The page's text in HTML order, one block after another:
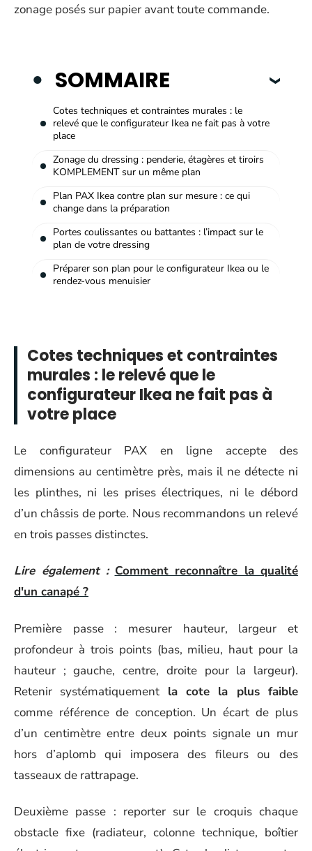
zonage posés sur papier avant toute commande.
SOMMAIRE
Cotes techniques et contraintes murales : le
relevé que le configurateur Ikea ne fait pas à votre
place
Zonage du dressing : penderie, étagères et tiroirs
KOMPLEMENT sur un même plan
Plan PAX Ikea contre plan sur mesure : ce qui
change dans la préparation
Portes coulissantes ou battantes : l’impact sur le
plan de votre dressing
Préparer son plan pour le configurateur Ikea ou le
rendez-vous menuisier
Cotes techniques et contraintes
murales : le relevé que le
configurateur Ikea ne fait pas à
votre place
Le configurateur PAX en ligne accepte des
dimensions au centimètre près, mais il ne détecte ni
les plinthes, ni les prises électriques, ni le débord
d’un châssis de porte. Nous recommandons un relevé
en trois passes distinctes.
Lire également : Comment reconnaître la qualité
d'un canapé ?
Première passe : mesurer hauteur, largeur et
profondeur à trois points (bas, milieu, haut pour la
hauteur ; gauche, centre, droite pour la largeur).
Retenir systématiquement la cote la plus faible
comme référence de conception. Un écart de plus
d’un centimètre entre deux points signale un mur
hors d’aplomb qui imposera des fileurs ou des
tasseaux de rattrapage.
Deuxième passe : reporter sur le croquis chaque
obstacle fixe (radiateur, colonne technique, boîtier